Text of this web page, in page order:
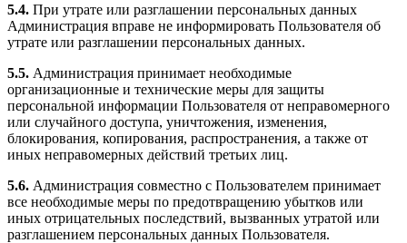
5.4. При утрате или разглашении персональных данных
Администрация вправе не информировать Пользователя об
утрате или разглашении персональных данных.
5.5. Администрация принимает необходимые
организационные и технические меры для защиты
персональной информации Пользователя от неправомерного
или случайного доступа, уничтожения, изменения,
блокирования, копирования, распространения, а также от
иных неправомерных действий третьих лиц.
5.6. Администрация совместно с Пользователем принимает
все необходимые меры по предотвращению убытков или
иных отрицательных последствий, вызванных утратой или
разглашением персональных данных Пользователя.